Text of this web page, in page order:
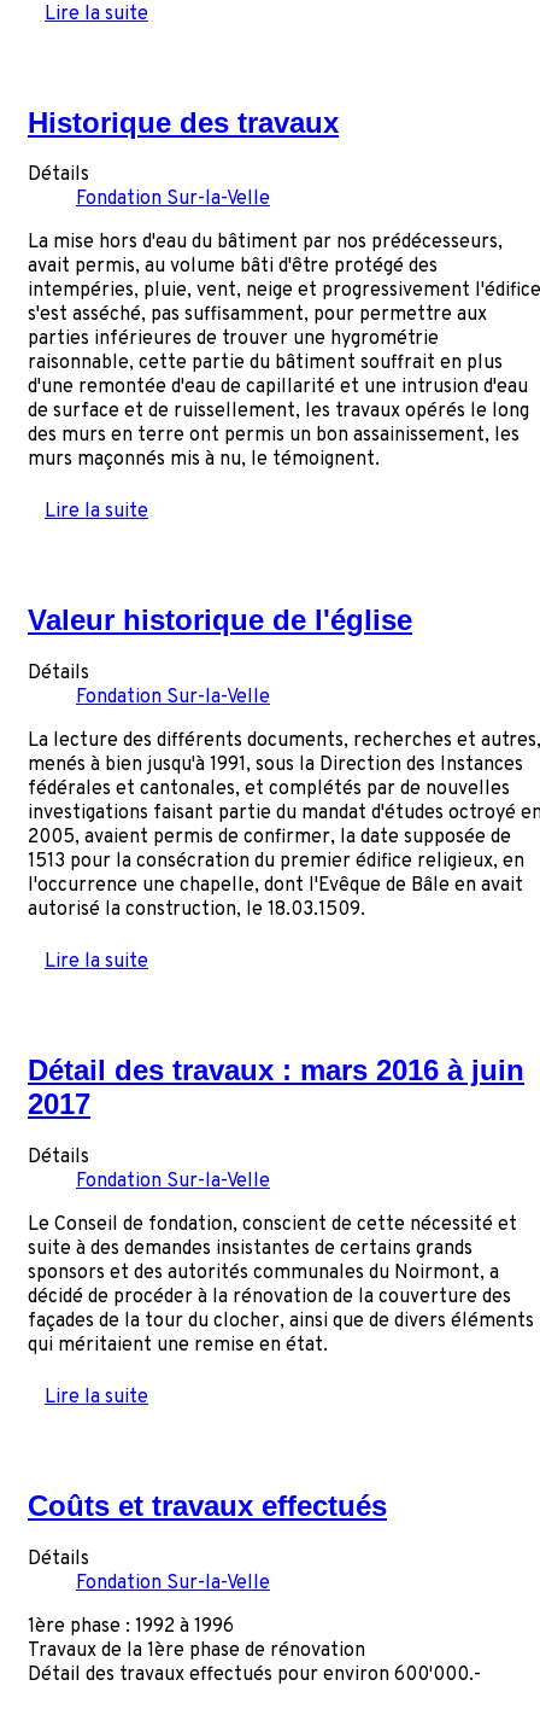
Lire la suite
Historique des travaux
Détails
Fondation Sur-la-Velle
La mise hors d'eau du bâtiment par nos prédécesseurs,
avait permis, au volume bâti d'être protégé des
intempéries, pluie, vent, neige et progressivement l'édifice
s'est asséché, pas suffisamment, pour permettre aux
parties inférieures de trouver une hygrométrie
raisonnable, cette partie du bâtiment souffrait en plus
d'une remontée d'eau de capillarité et une intrusion d'eau
de surface et de ruissellement, les travaux opérés le long
des murs en terre ont permis un bon assainissement, les
murs maçonnés mis à nu, le témoignent.
Lire la suite
Valeur historique de l'église
Détails
Fondation Sur-la-Velle
La lecture des différents documents, recherches et autres,
menés à bien jusqu'à 1991, sous la Direction des Instances
fédérales et cantonales, et complétés par de nouvelles
investigations faisant partie du mandat d'études octroyé
2005, avaient permis de confirmer, la date supposée de
1513 pour la consécration du premier édifice religieux, en
l'occurrence une chapelle, dont l'Evêque de Bâle en avait
autorisé la construction, le 18.03.1509.
Lire la suite
Détail des travaux : mars 2016 à juin
2017
Détails
Fondation Sur-la-Velle
Le Conseil de fondation, conscient de cette nécessité et
suite à des demandes insistantes de certains grands
sponsors et des autorités communales du Noirmont, a
décidé de procéder à la rénovation de la couverture des
façades de la tour du clocher, ainsi que de divers éléments
qui méritaient une remise en état.
Lire la suite
Coûts et travaux effectués
Détails
Fondation Sur-la-Velle
1ère phase : 1992 à 1996
Travaux de la 1ère phase de rénovation
Détail des travaux effectués pour environ 600'000.-